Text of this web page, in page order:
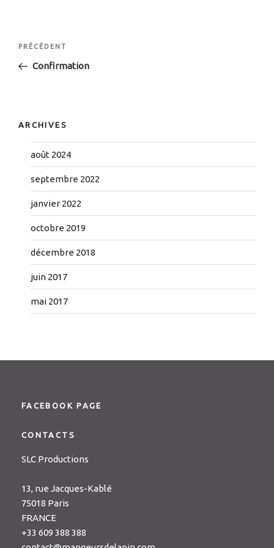
Navigation
l’article
Article
précédent
PRÉCÉDENT
Confirmation
ARCHIVES
août 2024
septembre 2022
janvier 2022
octobre 2019
décembre 2018
juin 2017
mai 2017
FACEBOOK PAGE
CONTACTS
SLC Productions
13, rue Jacques-Kablé
75018 Paris
FRANCE
+33 609 388 388